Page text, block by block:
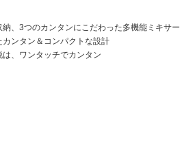
納、3つのカンタンにこだわった多機能ミキサー
カンタン＆コンパクトな設計
は、ワンタッチでカンタン